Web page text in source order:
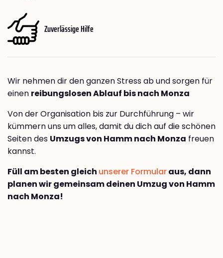
Zuverlässige Hilfe
Wir nehmen dir den ganzen Stress ab und sorgen für
einen reibungslosen Ablauf bis nach Monza
Von der Organisation bis zur Durchführung – wir
kümmern uns um alles, damit du dich auf die schönen
Seiten des Umzugs von Hamm nach Monza freuen
kannst.
Füll am besten gleich unserer Formularaus, dann
planen wir gemeinsam deinen Umzug von Hamm
nach Monza!